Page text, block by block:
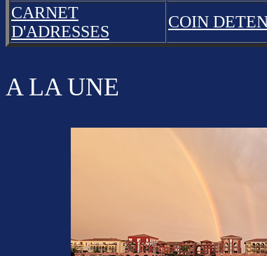
CARNET
D'ADRESSES
COIN
A LA UNE